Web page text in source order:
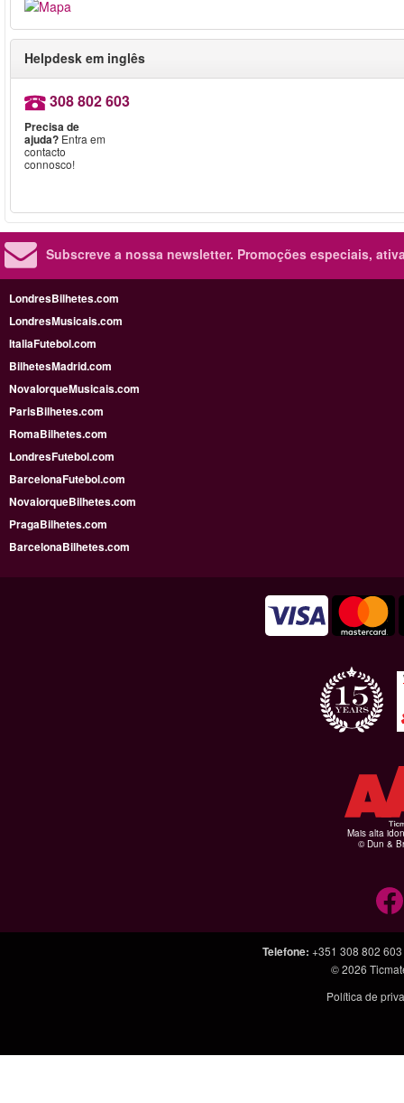
Helpdesk em inglês
308 802 603
Precisa de
ajuda? Entra em
contacto
connosco!
Subscreve a nossa newsletter. Promoções especiais,
LondresBilhetes.com
LondresMusicais.com
ItaliaFutebol.com
BilhetesMadrid.com
NovaIorqueMusicais.com
ParisBilhetes.com
RomaBilhetes.com
LondresFutebol.com
BarcelonaFutebol.com
NovaiorqueBilhetes.com
PragaBilhetes.com
BarcelonaBilhetes.com
Mais alta
© Dun &
Telefone: +351 308 802 603
© 2026
Política de